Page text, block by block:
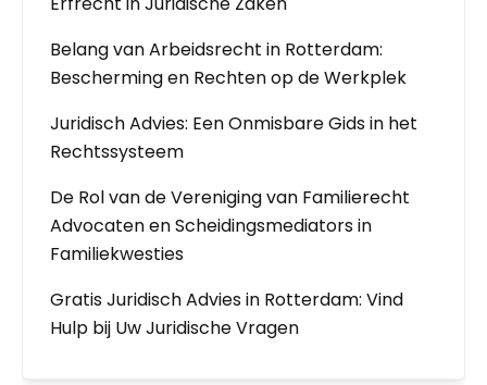
Belang van Arbeidsrecht in Rotterdam:
Bescherming en Rechten op de Werkplek
Juridisch Advies: Een Onmisbare Gids in het
Rechtssysteem
De Rol van de Vereniging van Familierecht
Advocaten en Scheidingsmediators in
Familiekwesties
Gratis Juridisch Advies in Rotterdam: Vind
Hulp bij Uw Juridische Vragen